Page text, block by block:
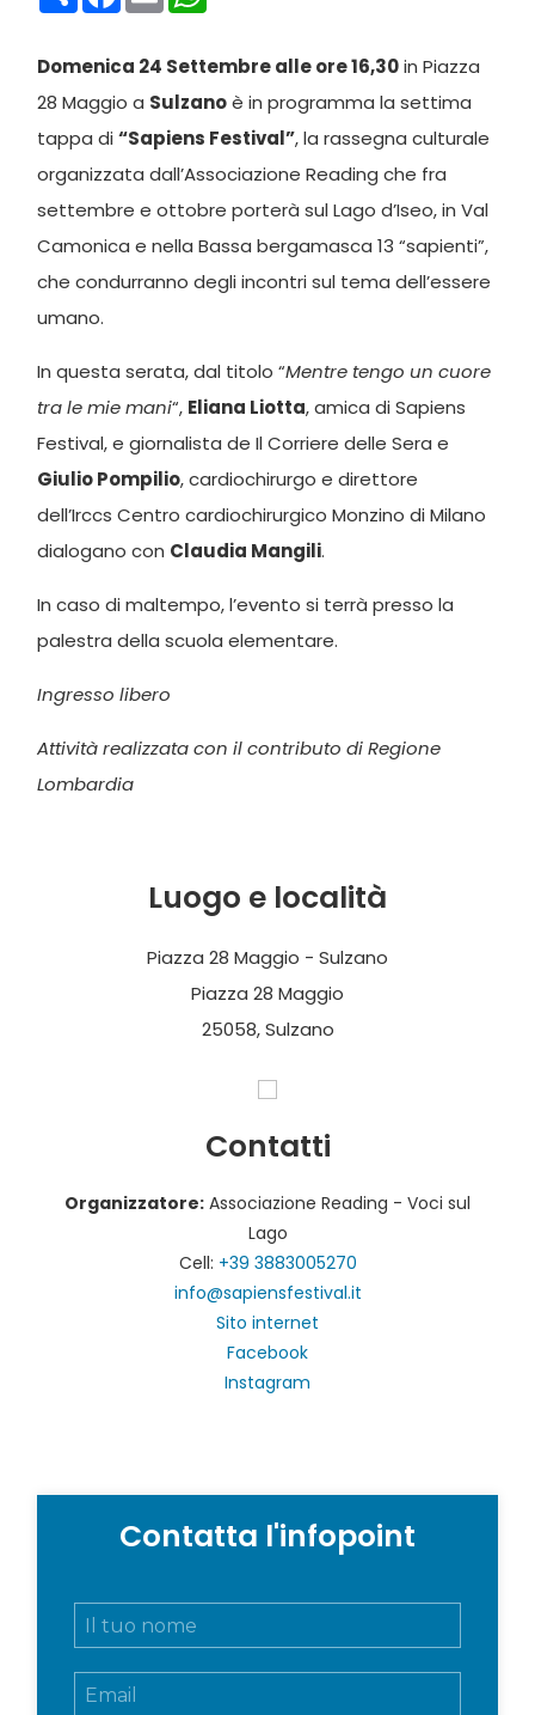
Domenica 24 Settembre alle ore 16,30in Piazza
28 Maggio a Sulzanoè in programma la settima
tappa di“Sapiens Festival”, la rassegna culturale
organizzata dall’Associazione Reading che fra
settembre e ottobre porterà sul Lago d’Iseo, in Val
Camonica e nella Bassa bergamasca 13 “sapienti”,
che condurranno degli incontri sul tema dell’essere
umano.
In questa serata, dal titolo “Mentre tengo un cuore
tra le mie mani“, Eliana Liotta, amica di Sapiens
Festival, e giornalista de Il Corriere delle Sera e
Giulio Pompilio, cardiochirurgo e direttore
dell’Irccs Centro cardiochirurgico Monzino di Milano
dialogano con Claudia Mangili.
In caso di maltempo, l’evento si terrà presso la
palestra della scuola elementare.
Ingresso libero
Attività realizzata con il contributo di Regione
Lombardia
Luogo e località
Piazza 28 Maggio - Sulzano
Piazza 28 Maggio
25058, Sulzano
Contatti
Organizzatore: Associazione Reading - Voci sul
Lago
Cell: +39 3883005270
info@sapiensfestival.it
Sito internet
Facebook
Instagram
Contatta l'infopoint
N
E
m